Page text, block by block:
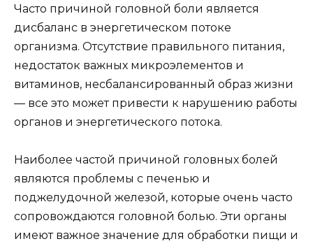
Часто причиной головной боли является
дисбаланс в энергетическом потоке
организма. Отсутствие правильного питания,
недостаток важных микроэлементов и
витаминов, несбалансированный образ жизни
— все это может привести к нарушению работы
органов и энергетического потока.
Наиболее частой причиной головных болей
являются проблемы с печенью и
поджелудочной железой, которые очень часто
сопровождаются головной болью. Эти органы
имеют важное значение для обработки пищи и